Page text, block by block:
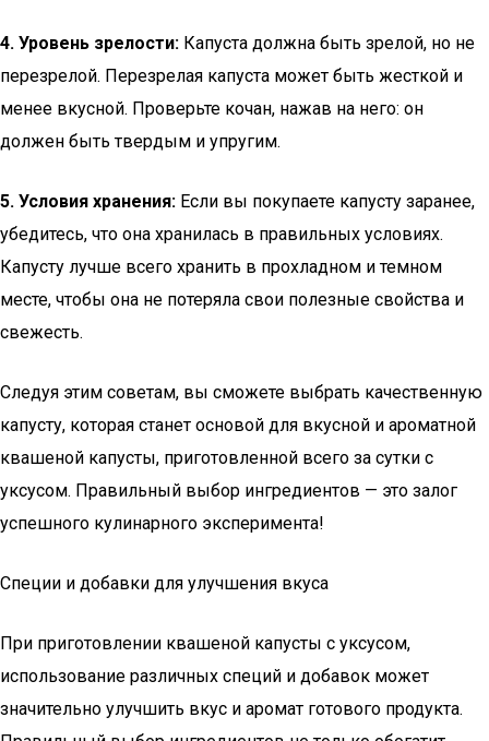
4. Уровень зрелости: Капуста должна быть зрелой, но не
перезрелой. Перезрелая капуста может быть жесткой и
менее вкусной. Проверьте кочан, нажав на него: он
должен быть твердым и упругим.
5. Условия хранения: Если вы покупаете капусту заранее,
убедитесь, что она хранилась в правильных условиях.
Капусту лучше всего хранить в прохладном и темном
месте, чтобы она не потеряла свои полезные свойства и
свежесть.
Следуя этим советам, вы сможете выбрать качественную
капусту, которая станет основой для вкусной и ароматной
квашеной капусты, приготовленной всего за сутки с
уксусом. Правильный выбор ингредиентов — это залог
успешного кулинарного эксперимента!
Специи и добавки для улучшения вкуса
При приготовлении квашеной капусты с уксусом,
использование различных специй и добавок может
значительно улучшить вкус и аромат готового продукта.